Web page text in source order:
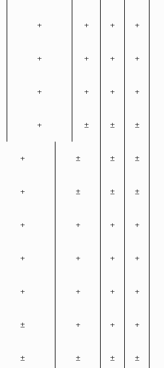
+ + + +
+ + + +
+ + + +
+ ± ± ±
+ ± ± ±
+ ± ± ±
+ + + +
+ + + +
+ + + +
± + + +
± ± ± ±